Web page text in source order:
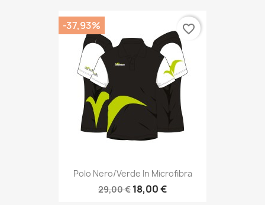
Polo Nero/verde In Microfibra
29,00 € 18,00 €
-37,93% favorite_border